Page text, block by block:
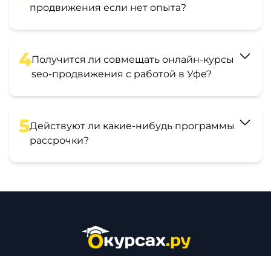
продвижения если нет опыта?
4Получится ли совмещать онлайн-курсы
seo-продвижения с работой в Уфе?
5Действуют ли какие-нибудь программы
рассрочки?